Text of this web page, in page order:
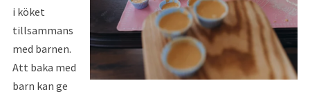
i köket
tillsammans
med barnen.
Att baka med
barn kan ge